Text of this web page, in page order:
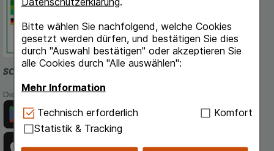
Bitte wählen Sie nachfolgend, welche Cookies
gesetzt werden dürfen, und bestätigen Sie dies
durch "Auswahl bestätigen" oder akzeptieren Sie
alle Cookies durch "Alle auswählen":
Mehr Information
Technisch Notwendig:Hierbei handelt es sich um
Cookies, die für die Grundfunktionen unserer
Website notwendig sind (z.B. Navigation,
Warenkorb, Kundenkonto), weshalb auf diese nicht
Technisch erforderlich
Komfort
Statistik & Tracking
Deutschen Institut für Medizinische
Dokumentation und Information.
schlossapo.de-App
Die App von schlossapo.de jetzt mit E-Rezept-Scanner